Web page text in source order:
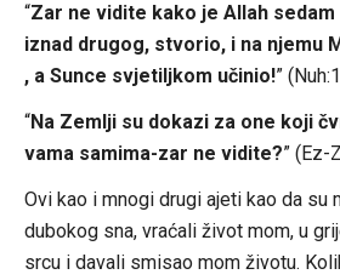
“Zar ne vidite kako je Allah sedam
iznad drugog, stvorio, i na njemu
, a Sunce svjetiljkom učinio!”
“Na Zemlji su dokazi za one koji
vama samima-zar ne vidite?” (Ez-
Ovi kao i mnogi drugi ajeti kao da su
dubokog sna, vraćali život mom, u
srcu i davali smisao mom životu.